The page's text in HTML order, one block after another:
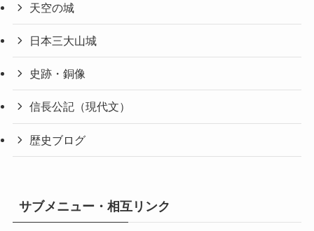
天空の城
日本三大山城
史跡・銅像
信長公記（現代文）
歴史ブログ
サブメニュー・相互リンク